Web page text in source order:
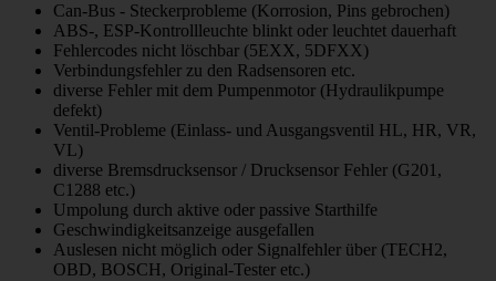
Can-Bus - Steckerprobleme (Korrosion, Pins gebrochen)
ABS-, ESP-Kontrollleuchte blinkt oder leuchtet dauerhaft
Fehlercodes nicht löschbar (5EXX, 5DFXX)
Verbindungsfehler zu den Radsensoren etc.
diverse Fehler mit dem Pumpenmotor (Hydraulikpumpe
defekt)
Ventil-Probleme (Einlass- und Ausgangsventil HL, HR, VR,
VL)
diverse Bremsdrucksensor / Drucksensor Fehler (G201,
C1288 etc.)
Umpolung durch aktive oder passive Starthilfe
Geschwindigkeitsanzeige ausgefallen
Auslesen nicht möglich oder Signalfehler über (TECH2,
OBD, BOSCH, Original-Tester etc.)